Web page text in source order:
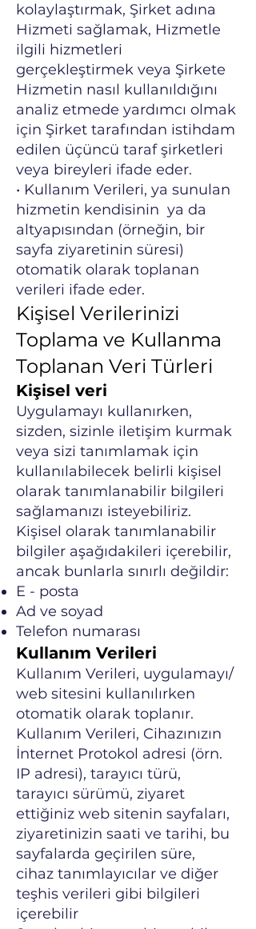
kolaylaştırmak, Şirket adına
Hizmeti sağlamak, Hizmetle
ilgili hizmetleri
gerçekleştirmek veya Şirkete
Hizmetin nasıl kullanıldığını
analiz etmede yardımcı olmak
için Şirket tarafından istihdam
edilen üçüncü taraf şirketleri
veya bireyleri ifade eder.
• Kullanım Verileri, ya sunulan
hizmetin kendisinin ya da
altyapısından (örneğin, bir
sayfa ziyaretinin süresi)
otomatik olarak toplanan
verileri ifade eder.
Kişisel Verilerinizi
Toplama ve Kullanma
Toplanan Veri Türleri
Kişisel veri
Uygulamayı kullanırken,
sizden, sizinle iletişim kurmak
veya sizi tanımlamak için
kullanılabilecek belirli kişisel
olarak tanımlanabilir bilgileri
sağlamanızı isteyebiliriz.
Kişisel olarak tanımlanabilir
bilgiler aşağıdakileri içerebilir,
ancak bunlarla sınırlı değildir:
E - posta
Ad ve soyad
Telefon numarası
Kullanım Verileri
Kullanım Verileri, uygulamayı/
web sitesini kullanılırken
otomatik olarak toplanır.
Kullanım Verileri, Cihazınızın
İnternet Protokol adresi (örn.
IP adresi), tarayıcı türü,
tarayıcı sürümü, ziyaret
ettiğiniz web sitenin sayfaları,
ziyaretinizin saati ve tarihi, bu
sayfalarda geçirilen süre,
cihaz tanımlayıcılar ve diğer
teşhis verileri gibi bilgileri
içerebilir